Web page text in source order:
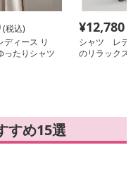
(税込)
ィース リ
ったりシャツ
¥12,780
シャツ レデ
のリラックス
すめ15選